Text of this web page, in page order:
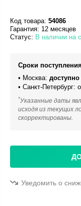
Код товара: 54086
Гарантия: 12 месяцев
Статус: В наличии на
Сроки
• Москва: доступно
• Санкт-Петербург:
*Указанные даты
исходя из текущих
скорректированы.
Уведомить о